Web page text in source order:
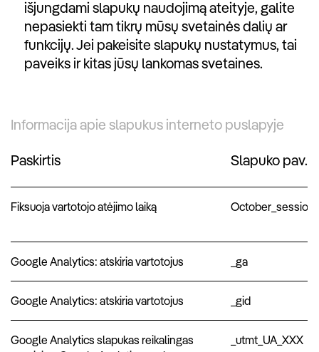
išjungdami slapukų naudojimą ateityje, galite
nepasiekti tam tikrų mūsų svetainės dalių ar
funkcijų. Jei pakeisite slapukų nustatymus, tai
paveiks ir kitas jūsų lankomas svetaines.
Informacija apie slapukus interneto puslapyje
Paskirtis
Slapuko pav.
Fiksuoja vartotojo atėjimo laiką October_session
Google Analytics: atskiria vartotojus _ga
Google Analytics: atskiria vartotojus _gid
Google Analytics slapukas reikalingas
_utmt_UA_XXX